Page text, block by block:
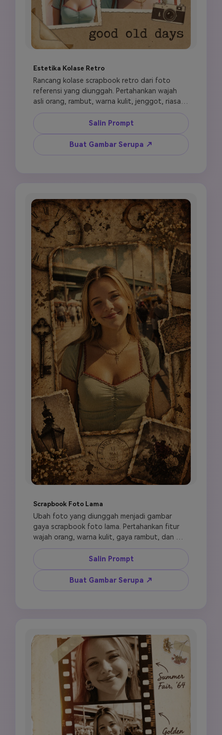
Estetika Kolase Retro
Rancang kolase scrapbook retro dari foto
referensi yang diunggah. Pertahankan wajah
asli orang, rambut, warna kulit, jenggot, riasan,
kacamata, dan aksesori. Susun 4 hingga 5
panel foto dalam tata letak kolase retro di
kertas kraft cokelat. Tambahkan border kartu
pos vintage, aksen strip film lama, teks gaya
mesin tik yang berbunyi "good old days,"
scrapbook tahun 1970-an nostalgia. Vertikal
9:16, estetika Instagram retro.
Salin Prompt
Buat Gambar Serupa ↗
Scrapbook Foto Lama
Ubah foto yang diunggah menjadi gambar
gaya scrapbook foto lama. Pertahankan fitur
wajah orang, warna kulit, gaya rambut, dan
ekspresi dengan detail realistis. Gunakan latar
belakang kertas tua cokelat gelap dengan
cincin noda kopi, percikan tinta pudar, dan tepi
menguning. Buat potret utama dengan sudut
membulat lembut yang dikelilingi fragmen foto
film tebal, vignette lembut, dan nuansa pusaka
antik. Vertikal 9:16, estetika foto vintage klasik.
Salin Prompt
Buat Gambar Serupa ↗